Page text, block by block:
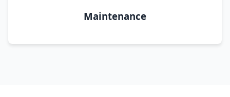
Maintenance